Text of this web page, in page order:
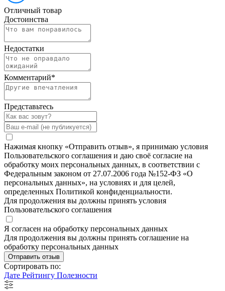
Отличный товар
Достоинства
Недостатки
Комментарий*
Представьтесь
Нажимая кнопку «Отправить отзыв», я принимаю условия
Пользовательского соглашения и даю своё согласие на
обработку моих персональных данных, в соответствии с
Федеральным законом от 27.07.2006 года №152-ФЗ «О
персональных данных», на условиях и для целей,
определенных Политикой конфиденциальности.
Для продолжения вы должны принять условия
Пользовательского соглашения
Я согласен на обработку персональных данных
Для продолжения вы должны принять соглашение на
обработку персональных данных
Отправить отзыв
Сортировать по:
Дате Рейтингу Полезности